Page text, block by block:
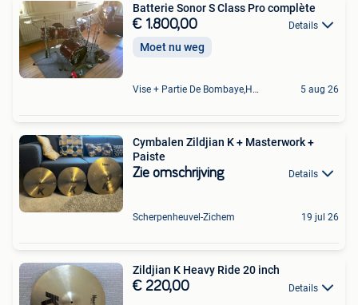
Batterie Sonor S Class Pro complète
€ 1.800,00 Details
Moet nu weg
Vise + Partie De Bombaye,Hac- Court, Hermalle-Ss-Argenteau 5 aug 26
Cymbalen Zildjian K + Masterwork +
Paiste
Zie omschrijving Details
Scherpenheuvel-Zichem 19 jul 26
Zildjian K Heavy Ride 20 inch
€ 220,00 Details